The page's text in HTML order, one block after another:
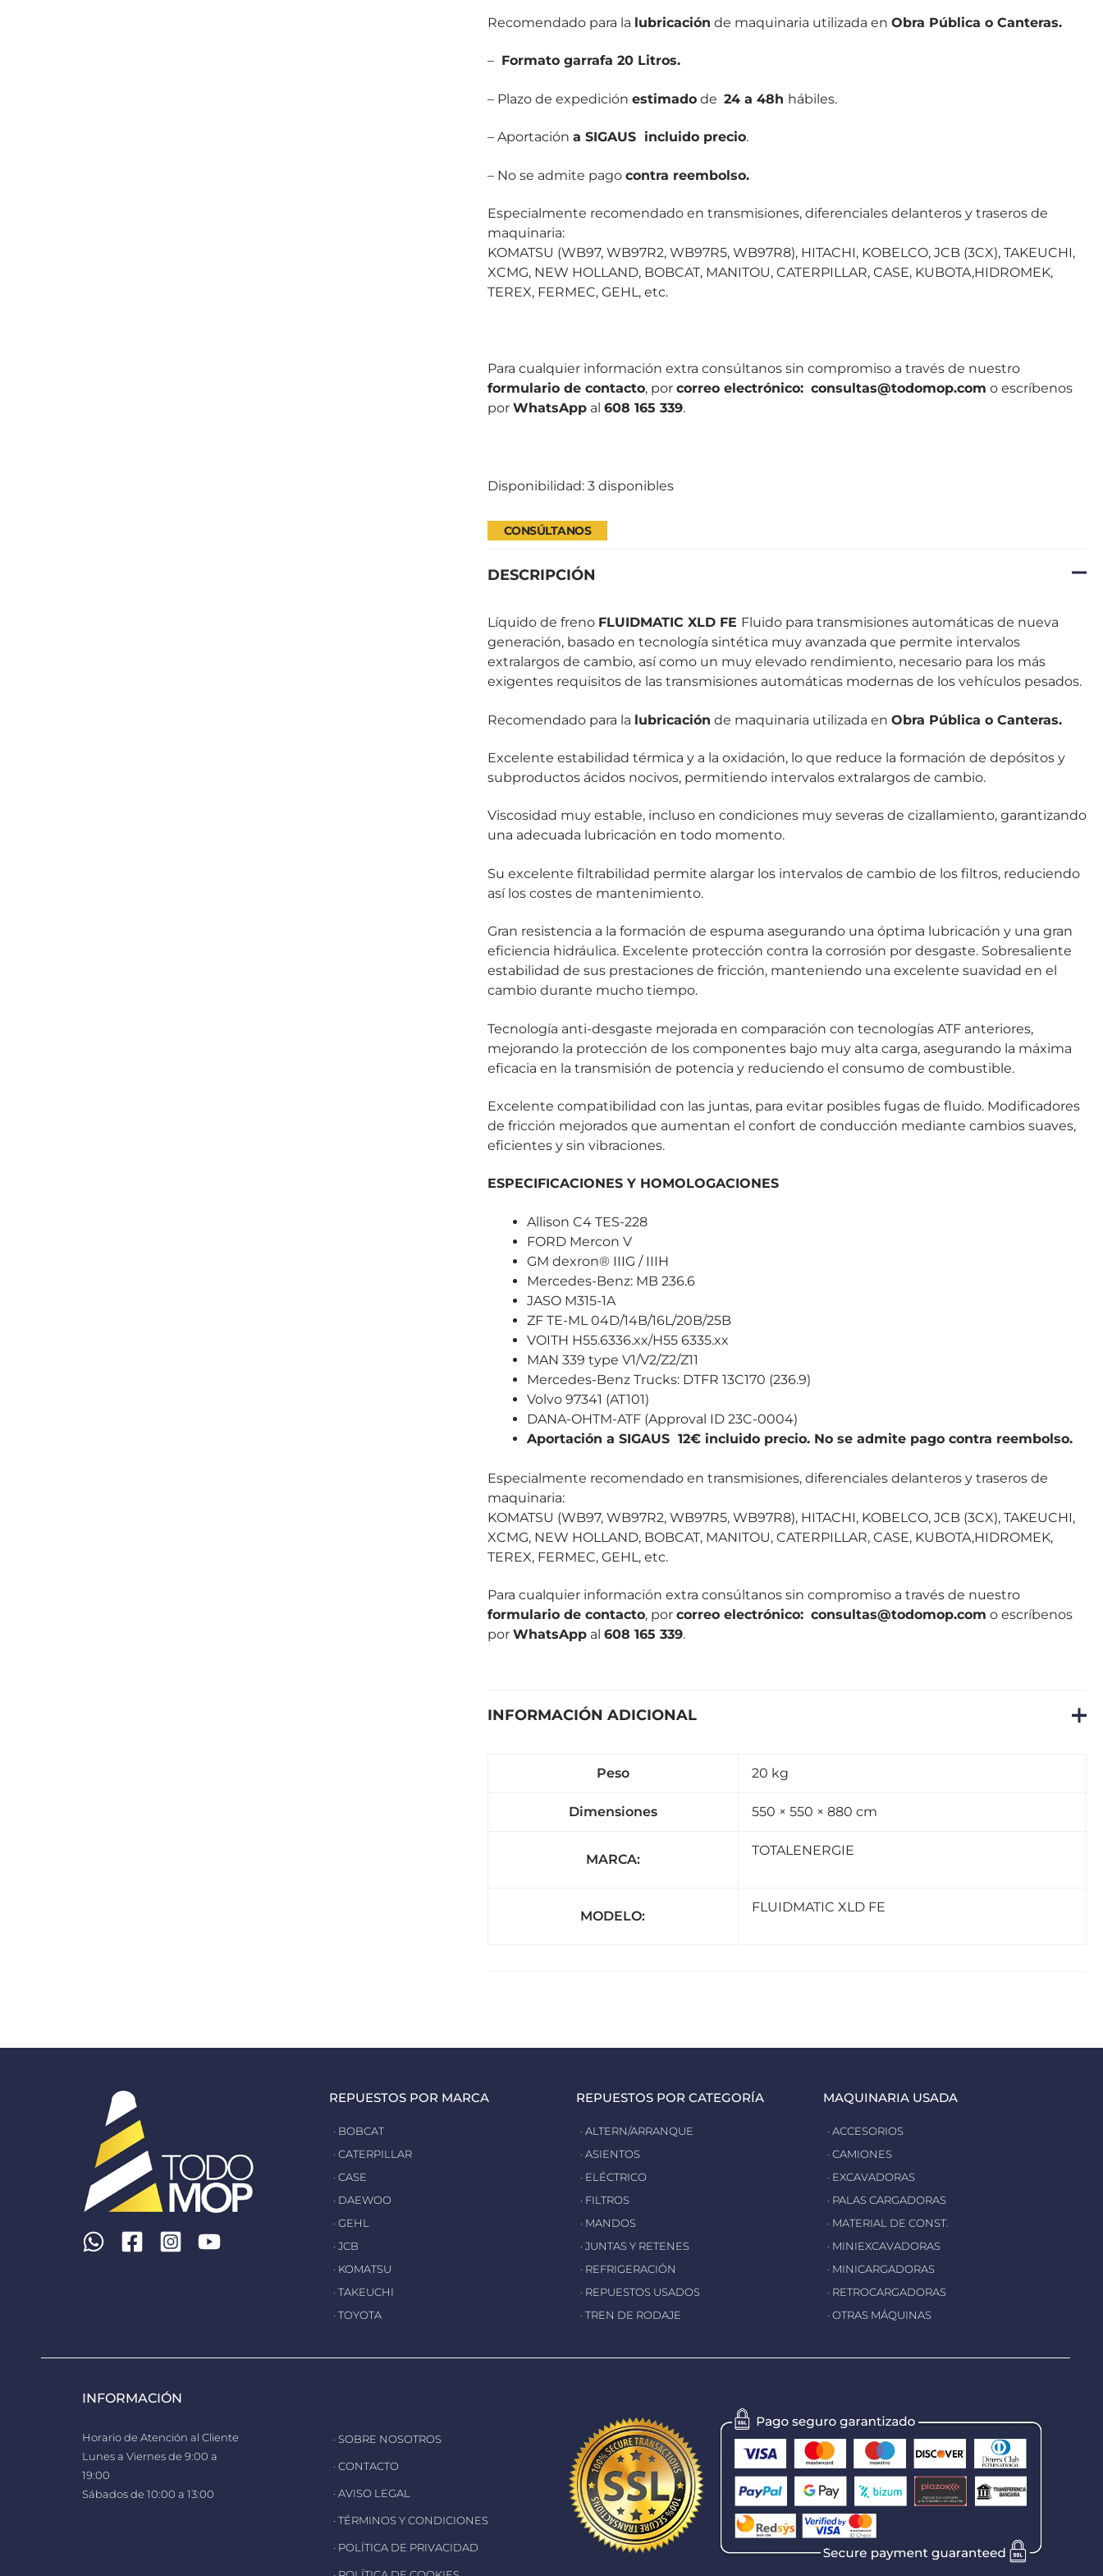
Recomendado para la lubricación de maquinaria utilizada en Obra Pública o Canteras.
– Formato garrafa 20 Litros.
– Plazo de expedición estimadode 24 a 48h hábiles.
– Aportación a SIGAUS incluido precio.
– No se admite pago contra reembolso.
Especialmente recomendado en transmisiones, diferenciales delanteros y traseros de
maquinaria:
KOMATSU (WB97, WB97R2, WB97R5, WB97R8), HITACHI, KOBELCO, JCB (3CX), TAKEUCHI,
XCMG, NEW HOLLAND, BOBCAT, MANITOU, CATERPILLAR, CASE, KUBOTA,HIDROMEK,
TEREX, FERMEC, GEHL, etc.
Para cualquier información extra consúltanos sin compromiso a través de nuestro
formulario de contacto, por correo electrónico: consultas@todomop.com o escríbenos
por WhatsAppal 608 165 339.
Disponibilidad: 3 disponibles
CONSÚLTANOS
DESCRIPCIÓN
Líquido de freno FLUIDMATIC XLD FE Fluido para transmisiones automáticas de nueva
generación, basado en tecnología sintética muy avanzada que permite intervalos
extralargos de cambio, así como un muy elevado rendimiento, necesario para los más
exigentes requisitos de las transmisiones automáticas modernas de los vehículos pesados.
Recomendado para la lubricación de maquinaria utilizada en Obra Pública o Canteras.
Excelente estabilidad térmica y a la oxidación, lo que reduce la formación de depósitos y
subproductos ácidos nocivos, permitiendo intervalos extralargos de cambio.
Viscosidad muy estable, incluso en condiciones muy severas de cizallamiento, garantizando
una adecuada lubricación en todo momento.
Su excelente filtrabilidad permite alargar los intervalos de cambio de los filtros, reduciendo
así los costes de mantenimiento.
Gran resistencia a la formación de espuma asegurando una óptima lubricación y una gran
eficiencia hidráulica. Excelente protección contra la corrosión por desgaste. Sobresaliente
estabilidad de sus prestaciones de fricción, manteniendo una excelente suavidad en el
cambio durante mucho tiempo.
Tecnología anti-desgaste mejorada en comparación con tecnologías ATF anteriores,
mejorando la protección de los componentes bajo muy alta carga, asegurando la máxima
eficacia en la transmisión de potencia y reduciendo el consumo de combustible.
Excelente compatibilidad con las juntas, para evitar posibles fugas de fluido. Modificadores
de fricción mejorados que aumentan el confort de conducción mediante cambios suaves,
eficientes y sin vibraciones.
ESPECIFICACIONES Y HOMOLOGACIONES
Allison C4 TES-228
FORD Mercon V
GM dexron® IIIG / IIIH
Mercedes-Benz: MB 236.6
JASO M315-1A
ZF TE-ML 04D/14B/16L/20B/25B
VOITH H55.6336.xx/H55 6335.xx
MAN 339 type V1/V2/Z2/Z11
Mercedes-Benz Trucks: DTFR 13C170 (236.9)
Volvo 97341 (AT101)
DANA-OHTM-ATF (Approval ID 23C-0004)
Aportación a SIGAUS 12€ incluido precio. No se admite pago contra reembolso.
Especialmente recomendado en transmisiones, diferenciales delanteros y traseros de
maquinaria:
KOMATSU (WB97, WB97R2, WB97R5, WB97R8), HITACHI, KOBELCO, JCB (3CX), TAKEUCHI,
XCMG, NEW HOLLAND, BOBCAT, MANITOU, CATERPILLAR, CASE, KUBOTA,HIDROMEK,
TEREX, FERMEC, GEHL, etc.
Para cualquier información extra consúltanos sin compromiso a través de nuestro
formulario de contacto, por correo electrónico: consultas@todomop.com o escríbenos
por WhatsAppal 608 165 339.
INFORMACIÓN ADICIONAL
Peso 20 kg
Dimensiones 550 × 550 × 880 cm
MARCA:
TOTALENERGIE
MODELO:
FLUIDMATIC XLD FE
REPUESTOS POR MARCA
· BOBCAT
· CATERPILLAR
· CASE
· DAEWOO
· GEHL
· JCB
· KOMATSU
· TAKEUCHI
· TOYOTA
REPUESTOS POR CATEGORÍA
· ALTERN/ARRANQUE
· ASIENTOS
· ELÉCTRICO
· FILTROS
· MANDOS
· JUNTAS Y RETENES
· REFRIGERACIÓN
· REPUESTOS USADOS
· TREN DE RODAJE
MAQUINARIA USADA
· ACCESORIOS
· CAMIONES
· EXCAVADORAS
· PALAS CARGADORAS
· MATERIAL DE CONST.
· MINIEXCAVADORAS
· MINICARGADORAS
· RETROCARGADORAS
· OTRAS MÁQUINAS
INFORMACIÓN
Horario de Atención al Cliente
Lunes a Viernes de 9:00 a
19:00
Sábados de 10:00 a 13:00
· SOBRE NOSOTROS
· CONTACTO
· AVISO LEGAL
· TÉRMINOS Y CONDICIONES
· POLÍTICA DE PRIVACIDAD